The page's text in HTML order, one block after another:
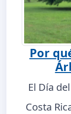
Por
El Día
Costa